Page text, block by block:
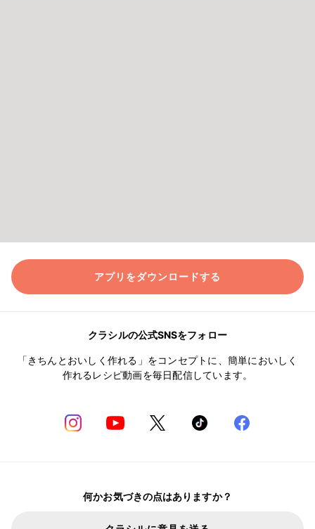
アプリをダウンロードする
クラシルの公式SNSをフォロー
「きちんとおいしく作れる」をコンセプトに、簡単においしく
作れるレシピ動画を毎日配信しています。
何かお気づきの点はありますか？